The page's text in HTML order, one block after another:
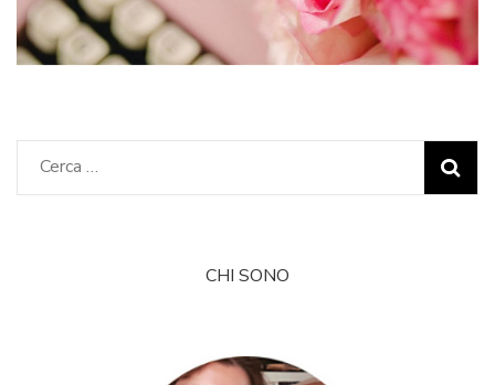
Ricerca
per:
CHI SONO